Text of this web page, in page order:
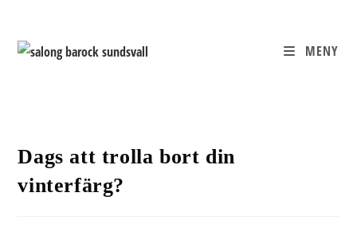
innehållet
MENY
Dags att trolla bort din
vinterfärg?